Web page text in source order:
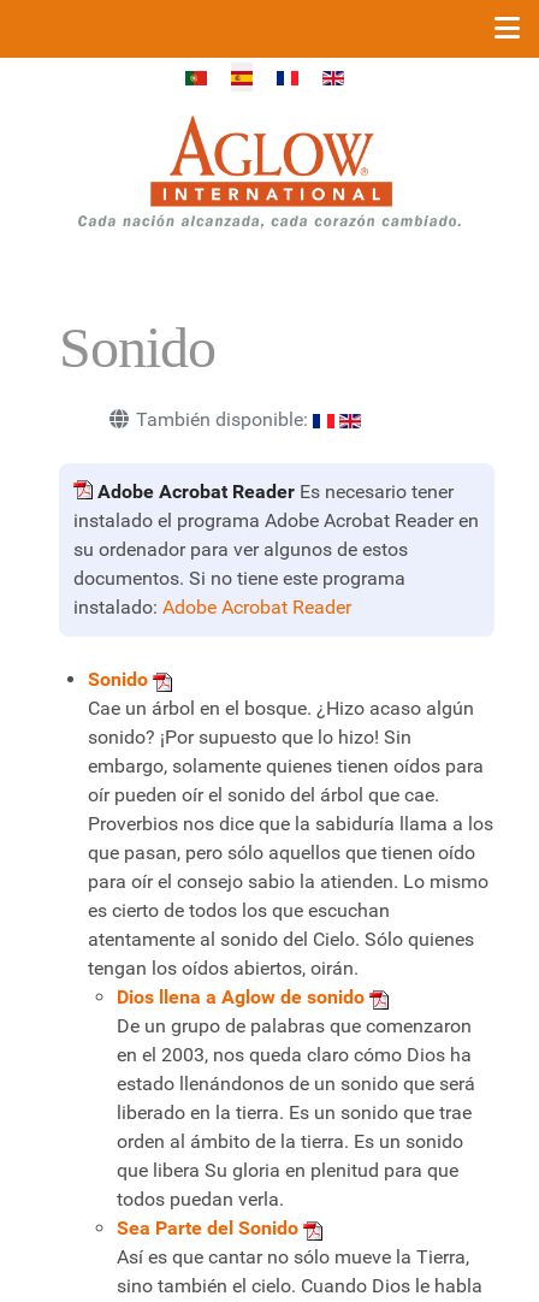
Sonido
También disponible:
Adobe Acrobat Reader Es necesario tener
instalado el programa Adobe Acrobat Reader en
su ordenador para ver algunos de estos
documentos. Si no tiene este programa
instalado: Adobe Acrobat Reader
Sonido
Cae un árbol en el bosque. ¿Hizo acaso algún
sonido? ¡Por supuesto que lo hizo! Sin
embargo, solamente quienes tienen oídos para
oír pueden oír el sonido del árbol que cae.
Proverbios nos dice que la sabiduría llama a los
que pasan, pero sólo aquellos que tienen oído
para oír el consejo sabio la atienden. Lo mismo
es cierto de todos los que escuchan
atentamente al sonido del Cielo. Sólo quienes
tengan los oídos abiertos, oirán.
Dios llena a Aglow de sonido
De un grupo de palabras que comenzaron
en el 2003, nos queda claro cómo Dios ha
estado llenándonos de un sonido que será
liberado en la tierra. Es un sonido que trae
orden al ámbito de la tierra. Es un sonido
que libera Su gloria en plenitud para que
todos puedan verla.
Sea Parte del Sonido
Así es que cantar no sólo mueve la Tierra,
sino también el cielo. Cuando Dios le habla